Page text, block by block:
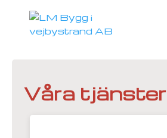
Våra tjänster